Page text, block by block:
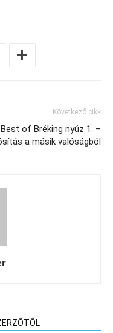
Következő cikk
Best of Bréking nyúz 1. –
a másik valóságból